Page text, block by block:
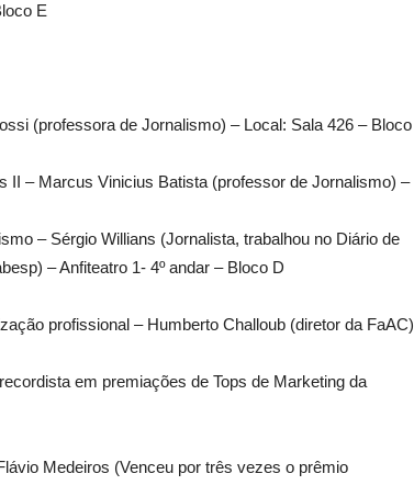
E
(professora de Jornalismo) – Local: Sala 426 – Bloco
II – Marcus Vinicius Batista (professor de Jornalismo) –
– Sérgio Willians (Jornalista, trabalhou no Diário de
– Anfiteatro 1- 4º andar – Bloco D
profissional – Humberto Challoub (diretor da FaAC)
em premiações de Tops de Marketing da
Medeiros (Venceu por três vezes o prêmio